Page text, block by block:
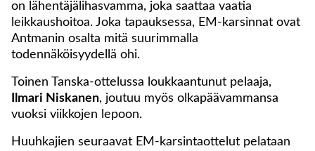
on lähentäjälihasvamma, joka saattaa vaatia
leikkaushoitoa. Joka tapauksessa, EM-karsinnat ovat
Antmanin osalta mitä suurimmalla
todennäköisyydellä ohi.
Toinen Tanska-ottelussa loukkaantunut pelaaja,
Ilmari Niskanen, joutuu myös olkapäävammansa
vuoksi viikkojen lepoon.
Huuhkajien seuraavat EM-karsintaottelut pelataan